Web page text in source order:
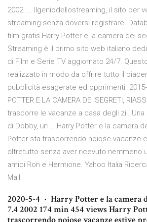
2002. … Ilgeniodellostreaming, il sito per
streaming senza doversi registrare.
film gratis Harry Potter e la camera dei
Streaming è il primo sito web italiano
di Film e Serie TV aggiornato 24/7.
realizzato in modo da offrire tutto il
pubblicità esagerate ed opprimenti. 2015-
POTTER E LA CAMERA DEI SEGRETI,
trascorre le vacanze a casa degli zii. Una
di Dobby, un … Harry Potter e la camera
Potter sta trascorrendo noiose vacanze
oltretutto senza aver ricevuto nemmeno
amici Ron e Hermione. Yahoo Italia
Mail
2020-5-4 · Harry Potter e la camera
7.4 2002 174 min 454 views Harry